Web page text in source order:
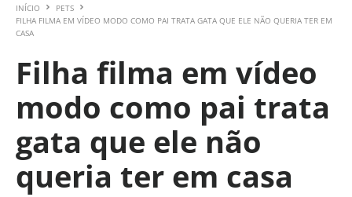
INÍCIO
PETS
FILHA FILMA EM VÍDEO MODO COMO PAI TRATA GATA QUE ELE NÃO QUERIA TER EM
CASA
Filha filma em vídeo
modo como pai trata
gata que ele não
queria ter em casa